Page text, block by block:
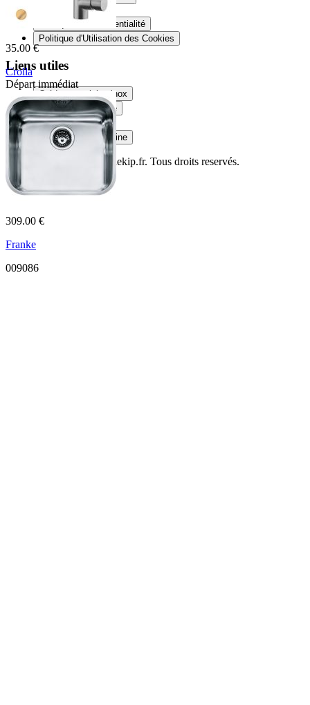
35.00 €
Crolla
7760VO
Départ immédiat
309.00 €
Franke
009086
Mentions Légales
Politique de Confidentialité
Politique d'Utilisation des Cookies
Liens utiles
Crédence cuisine inox
Douche sur mesure
Plateau en verre
Plan de travail cuisine
Cuisinekip.fr. Tous droits reservés.